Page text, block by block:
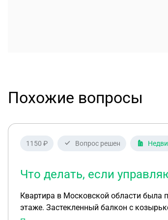
Похожие вопросы
1150 ₽ Вопрос решен
Что делать, если
Квартира в Московской области была
этаже. Застекленный балкон с козырьком. В 2026 году управляющая компания начала предъявлять претензии к законности остекления